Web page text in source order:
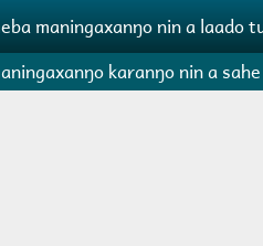
maningaxanŋo nin a laado
karanŋo nin a